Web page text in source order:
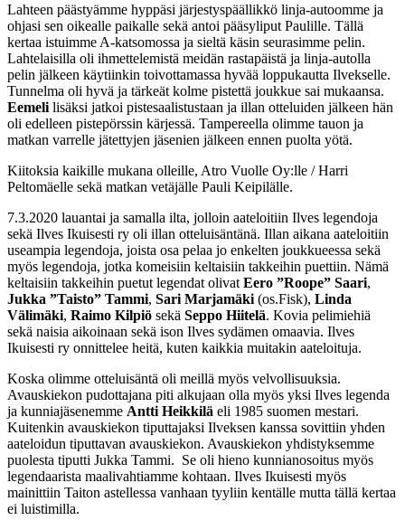
Lahteen päästyämme hyppäsi järjestyspäällikkö linja-autoomme ja
ohjasi sen oikealle paikalle sekä antoi pääsyliput Paulille. Tällä
kertaa istuimme A-katsomossa ja sieltä käsin seurasimme pelin.
Lahtelaisilla oli ihmettelemistä meidän rastapäistä ja linja-autolla
pelin jälkeen käytiinkin toivottamassa hyvää loppukautta Ilvekselle.
Tunnelma oli hyvä ja tärkeät kolme pistettä joukkue sai mukaansa.
Eemeli lisäksi jatkoi pistesaalistustaan ja illan otteluiden jälkeen hän
oli edelleen pistepörssin kärjessä. Tampereella olimme tauon ja
matkan varrelle jätettyjen jäsenien jälkeen ennen puolta yötä.
Kiitoksia kaikille mukana olleille, Atro Vuolle Oy:lle / Harri
Peltomäelle sekä matkan vetäjälle Pauli Keipilälle.
7.3.2020 lauantai ja samalla ilta, jolloin aateloitiin Ilves legendoja
sekä Ilves Ikuisesti ry oli illan otteluisäntänä. Illan aikana aateloitiin
useampia legendoja, joista osa pelaa jo enkelten joukkueessa sekä
myös legendoja, jotka komeisiin keltaisiin takkeihin puettiin. Nämä
keltaisiin takkeihin puetut legendat olivat Eero ”Roope” Saari,
Jukka ”Taisto” Tammi, Sari Marjamäki (os.Fisk), Linda
Välimäki, Raimo Kilpiö sekä Seppo Hiitelä. Kovia pelimiehiä
sekä naisia aikoinaan sekä ison Ilves sydämen omaavia. Ilves
Ikuisesti ry onnittelee heitä, kuten kaikkia muitakin aateloituja.
Koska olimme otteluisäntä oli meillä myös velvollisuuksia.
Avauskiekon pudottajana piti alkujaan olla myös yksi Ilves legenda
ja kunniajäsenemme Antti Heikkilä eli 1985 suomen mestari.
Kuitenkin avauskiekon tiputtajaksi Ilveksen kanssa sovittiin yhden
aateloidun tiputtavan avauskiekon. Avauskiekon yhdistyksemme
puolesta tiputti Jukka Tammi. Se oli hieno kunnianosoitus myös
legendaarista maalivahtiamme kohtaan. Ilves Ikuisesti myös
mainittiin Taiton astellessa vanhaan tyyliin kentälle mutta tällä kertaa
ei luistimilla.